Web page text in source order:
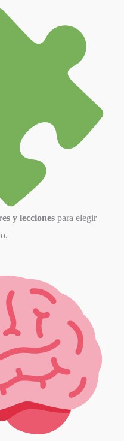
y lecciones para elegir